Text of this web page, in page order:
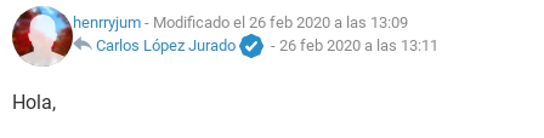
henrryjum - Modificado el 26 feb 2020 a las 13:09
Carlos López Jurado
- 26 feb 2020 a las 13:11
Hola,